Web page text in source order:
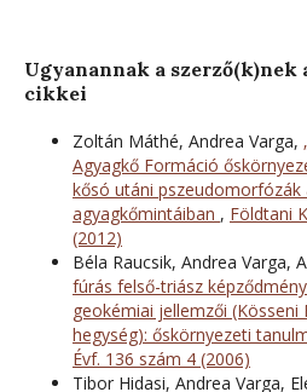
Ugyanannak a
cikkei
Zoltán Máthé, Andrea Varga,
Agyagkő Formáció
kősó utáni pszeudomorfózák
agyagkőmintáiban , Földtani
(2012)
Béla Raucsik, Andrea Varga,
fúrás felső-triász
geokémiai jellemzői (Kösseni
hegység): őskörnyezeti
Évf. 136 szám 4 (2006)
Tibor Hidasi, Andrea Varga,